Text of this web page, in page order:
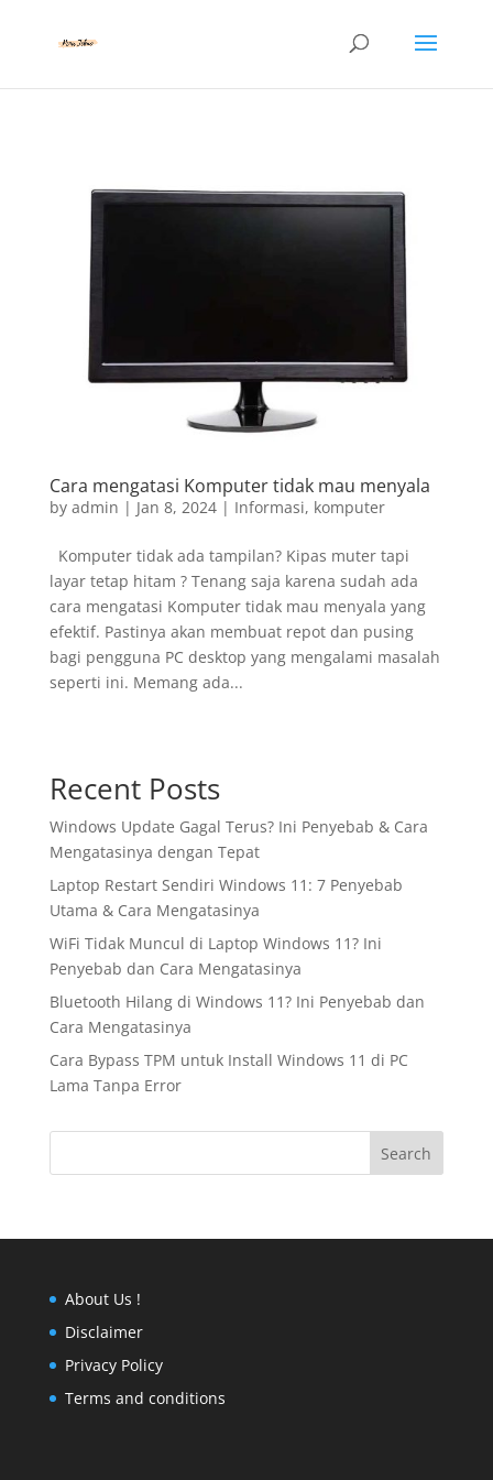
Cara mengatasi Komputer tidak mau menyala
by admin | Jan 8, 2024| Informasi, komputer
Komputer tidak ada tampilan? Kipas muter tapi
layar tetap hitam ? Tenang saja karena sudah ada
cara mengatasi Komputer tidak mau menyala yang
efektif. Pastinya akan membuat repot dan pusing
bagi pengguna PC desktop yang mengalami masalah
seperti ini. Memang ada...
Recent Posts
Windows Update Gagal Terus? Ini Penyebab & Cara
Mengatasinya dengan Tepat
Laptop Restart Sendiri Windows 11: 7 Penyebab
Utama & Cara Mengatasinya
WiFi Tidak Muncul di Laptop Windows 11? Ini
Penyebab dan Cara Mengatasinya
Bluetooth Hilang di Windows 11? Ini Penyebab dan
Cara Mengatasinya
Cara Bypass TPM untuk Install Windows 11 di PC
Lama Tanpa Error
Search
About Us !
Disclaimer
Privacy Policy
Terms and conditions